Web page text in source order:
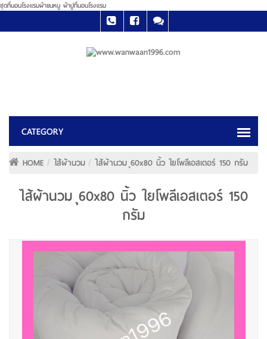
ชุดที่นอนโรงแรมผ้าขนหนู ผ้าปูที่นอนโรงแรม
HOME ใส้ผ้านวม ไส้ผ้านวม ุ60x80 นิ้ว ใยโพลีเอสเตอร์ 150 กรัม
ไส้ผ้านวม ุ60x80 นิ้ว ใยโพลีเอสเตอร์ 150
กรัม